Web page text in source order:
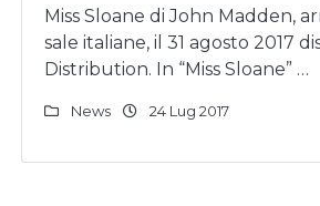
Miss Sloane di John Madden,
sale italiane, il 31 agosto 2017
Distribution. In “Miss Sloane” …
News 24 Lug 2017